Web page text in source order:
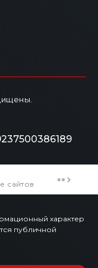
характер
публичной
сайтов